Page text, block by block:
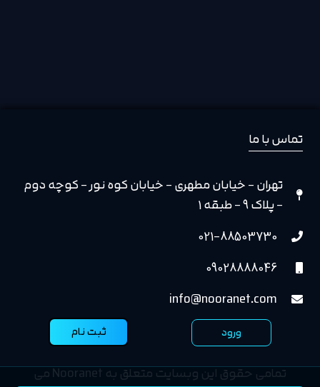
تماس با ما
تهران - خیابان مطهری - خیابان کوه نور - کوچه دوم
- پلاک 9 - طبقه 1
021-88503730
09028888046
info@nooranet.com
ورود ثبت نام
تمامی حقوق این وبسایت متعلق به Nooranet می